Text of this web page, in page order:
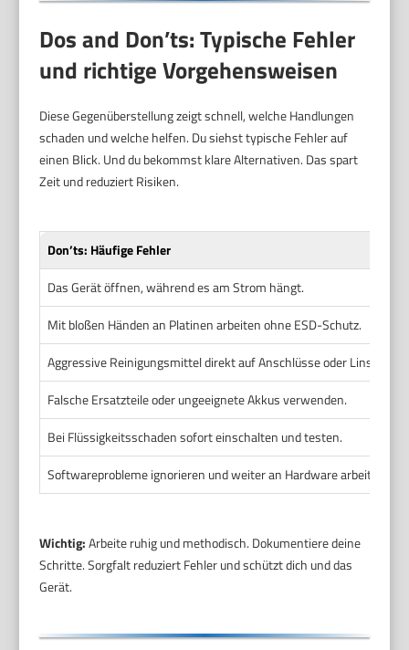
Dos and Don’ts: Typische Fehler
und richtige Vorgehensweisen
Diese Gegenüberstellung zeigt schnell, welche Handlungen
schaden und welche helfen. Du siehst typische Fehler auf
einen Blick. Und du bekommst klare Alternativen. Das spart
Zeit und reduziert Risiken.
Don’ts: Häufige Fehler
Das Gerät öffnen, während es am Strom hängt.
Mit bloßen Händen an Platinen arbeiten ohne ESD-Schutz.
Aggressive Reinigungsmittel direkt auf Anschlüsse oder Linse
Falsche Ersatzteile oder ungeeignete Akkus verwenden.
Bei Flüssigkeitsschaden sofort einschalten und testen.
Softwareprobleme ignorieren und weiter an Hardware arbeiten.
Wichtig:Arbeite ruhig und methodisch. Dokumentiere deine
Schritte. Sorgfalt reduziert Fehler und schützt dich und das
Gerät.